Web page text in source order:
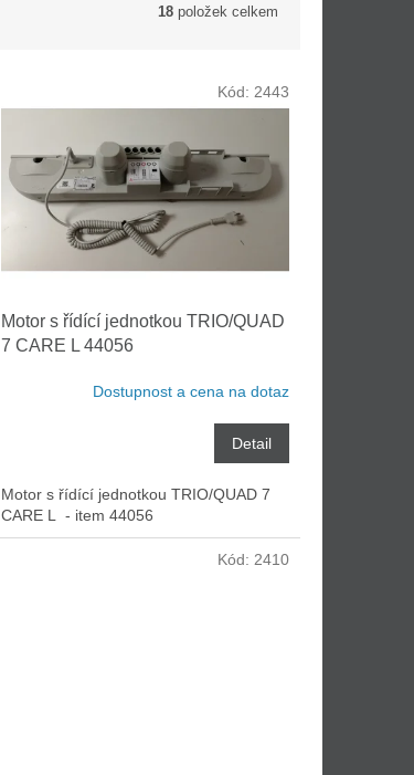
18 položek celkem
Motor s řídící jednotkou TRIO/QUAD
7 CARE L 44056
Dostupnost a cena na dotaz
Detail
Motor s řídící jednotkou TRIO/QUAD 7
CARE L - item 44056
Kód: 2443
Kód: 2410